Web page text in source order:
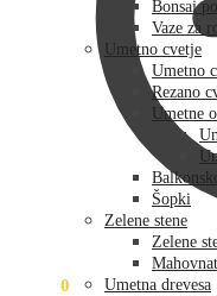
0
Bonsai
Vaze za
Umetno cvetje
Umetno
Rezano
Umetne
Šopki
Zelene stene
Zelene
Umetna drevesa